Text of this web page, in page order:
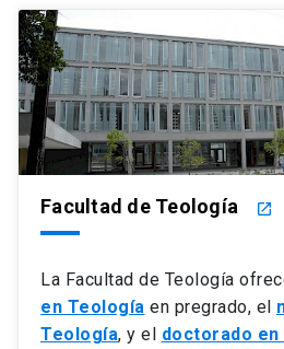
Facultad de Teología launch
La Facultad de Teología
en Teología en pregrado, el
Teología, y el doctorado en